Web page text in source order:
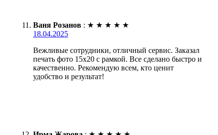
Ваня Розанов : ★ ★ ★ ★ ★
18.04.2025
Вежливые сотрудники, отличный сервис. Заказал
печать фото 15х20 с рамкой. Все сделано быстро и
качественно. Рекомендую всем, кто ценит
удобство и результат!